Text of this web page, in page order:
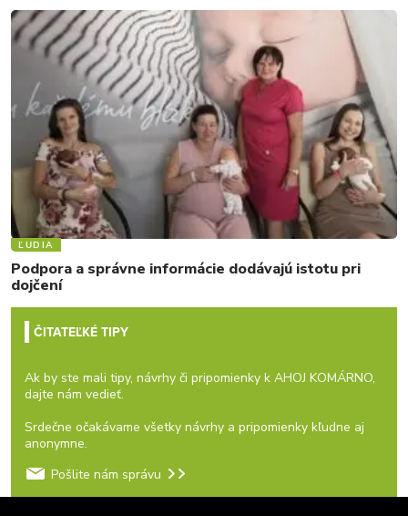
ĽUDIA
Podpora a správne informácie dodávajú istotu pri
dojčení
ČITATEĽKÉ TIPY
Ak by ste mali tipy, návrhy či pripomienky k AHOJ KOMÁRNO,
dajte nám vedieť.
Srdečne očakávame všetky návrhy a pripomienky kľudne aj
anonymne.
Pošlite nám správu